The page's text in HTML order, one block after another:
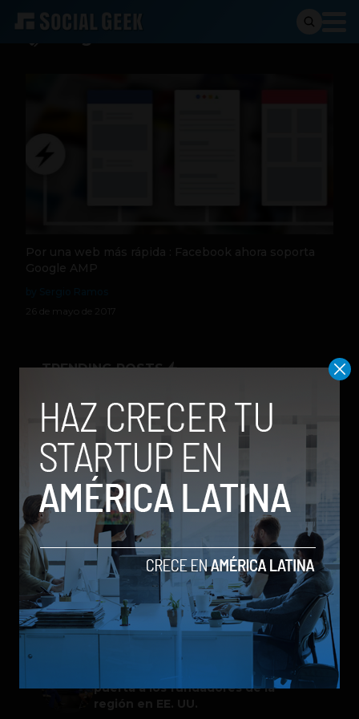
Por una web más rápida : Facebook ahora soporta
Google AMP
26 de mayo de 2017
TRENDING POSTS
gestionadas para menores a su plan
gratuito en seis países
ChatGPT Work: el nuevo asistente
de OpenAI que promete mejorar la
productividad laboral
Galaxy Z Flip8: el plegable compacto
de Samsung se renueva con más
pantalla, mejor cámara e IA
Google permitirá iniciar sesión con
un video de tu rostro
puerta a los fundadores de la
región en EE. UU.